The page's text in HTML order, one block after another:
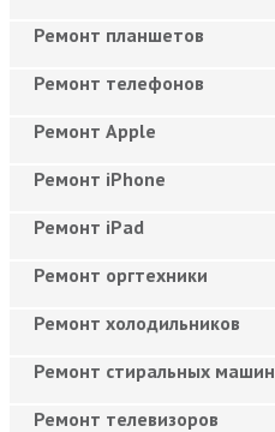
Ремонт планшетов
Ремонт телефонов
Ремонт Apple
Ремонт iPhone
Ремонт iPad
Ремонт оргтехники
Ремонт холодильников
Ремонт стиральных машин
Ремонт телевизоров